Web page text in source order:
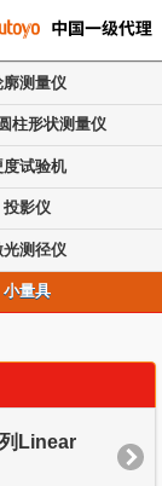
廓测量仪
柱形状测量仪
度试验机
投影仪
光测径仪
小量具
Linear